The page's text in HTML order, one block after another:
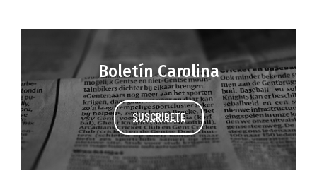
Boletín Carolina
SUSCRÍBETE